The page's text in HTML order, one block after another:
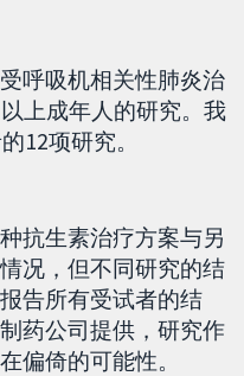
呼吸机相关性肺炎治
上成年人的研究。我
12项研究。
抗生素治疗方案与另
况，但不同研究的结
告所有受试者的结
药公司提供，研究作
偏倚的可能性。